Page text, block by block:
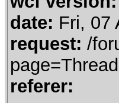
date: Fri, 07
request: /
referer: